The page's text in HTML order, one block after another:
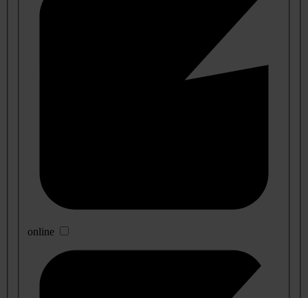
online